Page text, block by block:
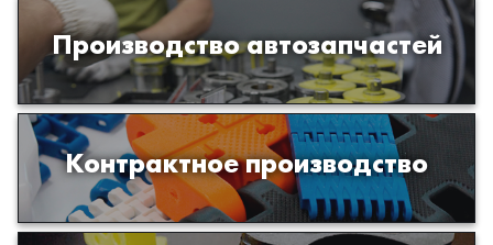
Производство автозапчастей
Разработка и производство деталей
из эластомеров для подвески
автомобиля
Контрактное производство
Производство изделий из пластиков
и полимеров по образцам либо
чертежам заказчика